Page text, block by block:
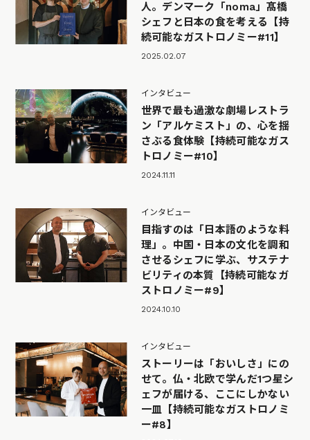
人。デンマーク「noma」髙橋
シェフと日本の食を考える【持
続可能なガストロノミー#11】
2025.02.07
インタビュー
世界で最も過激な劇場レストラ
ン「アルケミスト」の、心を揺
さぶる食体験【持続可能なガス
トロノミー#10】
2024.11.11
インタビュー
目指すのは「日本語のような料
理」。中国・日本の文化を調和
させるシェフに学ぶ、サステナ
ビリティの本質【持続可能なガ
ストロノミー#9】
2024.10.10
インタビュー
ストーリーは「おいしさ」にの
せて。仏・北欧で学んだ1つ星シ
ェフが届ける、ここにしかない
一皿【持続可能なガストロノミ
ー#8】